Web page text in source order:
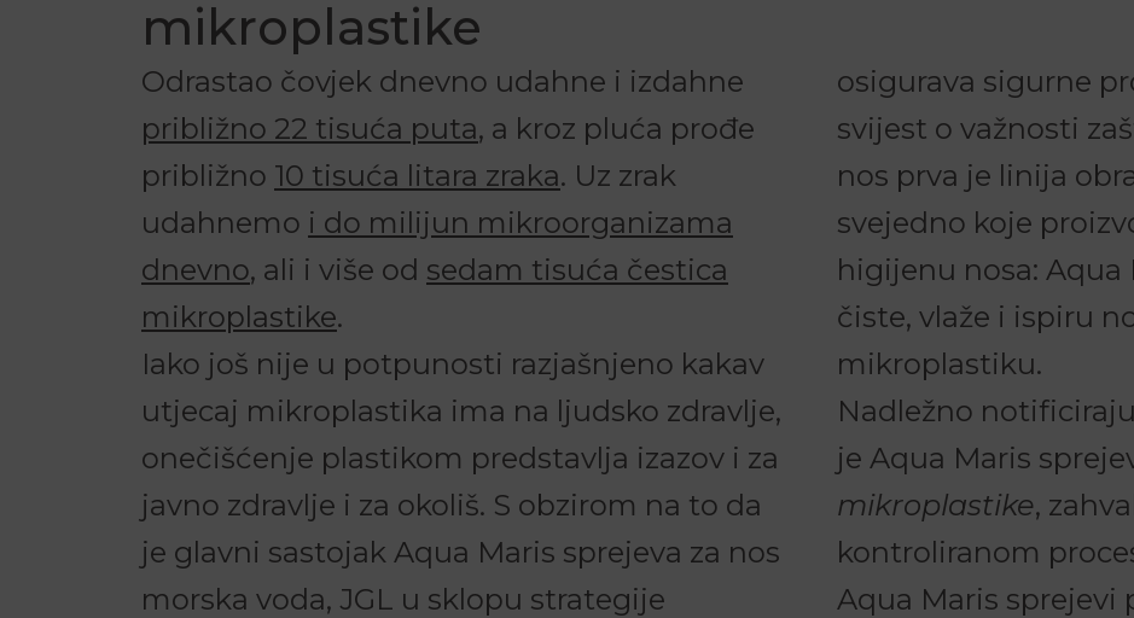
mikroplastike
Odrastao čovjek dnevno udahne i izdahne
približno 22 tisuća puta, a kroz pluća prođe
približno 10 tisuća litara zraka. Uz zrak
udahnemo i do milijun mikroorganizama
dnevno, ali i više od sedam tisuća čestica
mikroplastike.
Iako još nije u potpunosti razjašnjeno kakav
utjecaj mikroplastika ima na ljudsko zdravlje,
onečišćenje plastikom predstavlja izazov i za
javno zdravlje i za okoliš. S obzirom na to da
je glavni sastojak Aqua Maris sprejeva za nos
morska voda, JGL u sklopu strategije
osigurava sigurne
svijest o važnosti
nos prva je linija
svejedno koje
higijenu nosa: Aqua
čiste, vlaže i ispiru
mikroplastiku.
Nadležno
je Aqua Maris
mikroplastike,
kontroliranom
Aqua Maris